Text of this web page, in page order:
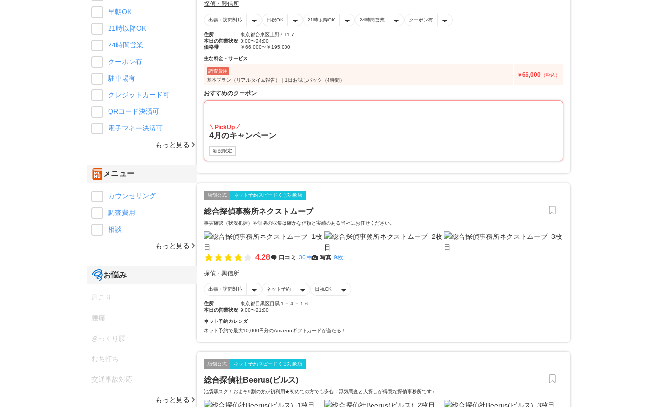
探偵・興信所
出張・訪問対応 日祝OK 21時以降OK 24時間営業 クーポン有
住所
東京都台東区上野7-11-7
本日の営業状況 0:00〜24:00
価格帯
￥66,000〜￥195,000
主な料金・サービス
調査費用
基本プラン（リアルタイム報告）｜1日お試しパック（4時間）
￥66,000 （税込）
おすすめのクーポン
PickUp
4月のキャンペーン
新規限定
店舗公式 ネット予約スピードくじ対象店
総合探偵事務所ネクストムーブ
事実確認（状況把握）や証拠の収集は確かな信頼と実績のある当社にお任せください。
4.28 口コミ 36件 写真 9枚
探偵・興信所
出張・訪問対応 ネット予約 日祝OK
住所
東京都目黒区目黒１－４－１６
本日の営業状況 9:00〜21:00
ネット予約カレンダー
ネット予約で最大10,000円分のAmazonギフトカードが当たる！
店舗公式 ネット予約スピードくじ対象店
総合探偵社Beerus(ビルス)
池袋駅スグ！およそ9割の方が初利用★初めての方でも安心：浮気調査と人探しが得意な探偵事務所です♪
早朝OK
21時以降OK
24時間営業
クーポン有
駐車場有
クレジットカード可
QRコード決済可
電子マネー決済可
もっと見る
メニュー
カウンセリング
調査費用
相談
もっと見る
お悩み
肩こり
腰痛
ぎっくり腰
むち打ち
交通事故対応
もっと見る